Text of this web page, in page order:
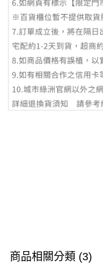
商品相關分類 (3)